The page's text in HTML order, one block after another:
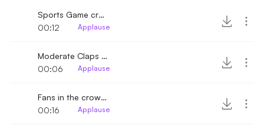
Sports Game crowd cheers and applause
00:12
Applause
Moderate Claps in an enclosure
00:06
Applause
Fans in the crowd applause and cheers 2
00:16
Applause